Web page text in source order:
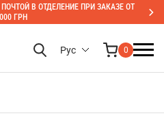
В ОТДЕЛЕНИЕ ПРИ ЗАКАЗЕ ОТ
ГРН
Рус 0